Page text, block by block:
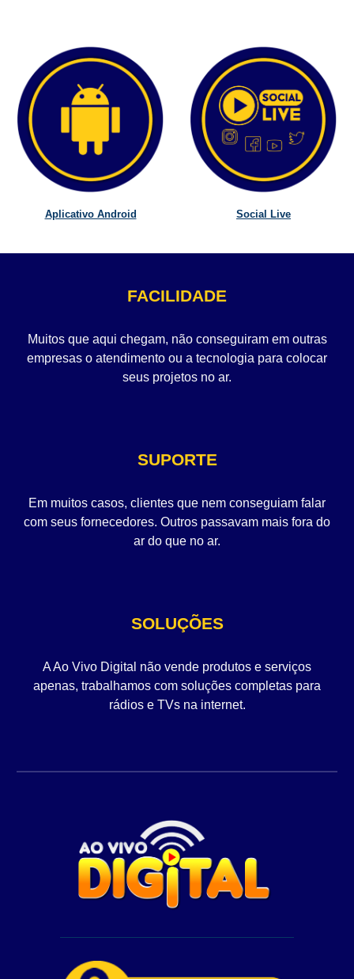
Aplicativo Android Social Live
FACILIDADE
Muitos que aqui chegam, não conseguiram em outras
empresas o atendimento ou a tecnologia para colocar
seus projetos no ar.
SUPORTE
Em muitos casos, clientes que nem conseguiam falar
com seus fornecedores. Outros passavam mais fora do
ar do que no ar.
SOLUÇÕES
A Ao Vivo Digital não vende produtos e serviços
apenas, trabalhamos com soluções completas para
rádios e TVs na internet.